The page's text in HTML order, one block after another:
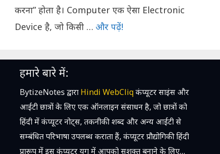
करना” होता है। Computer एक ऐसा Electronic
Device है, जो किसी … और पढ़ें!
हमारे बारे में:
BytizeNotes द्वारा Hindi WebCliqकंप्यूटर साइंस और
आईटी छात्रों के लिए एक ऑनलाइन संसाधन है, जो छात्रों को
हिंदी में कंप्यूटर नोट्स, तकनीकी शब्द और अन्य आईटी से
सम्बंधित परिभाषा उपलब्ध कराता हैं, कंप्यूटर प्रौद्योगिकी हिंदी
प्रारूप में इस कंप्यूटर युग में आपको सशक्त बनाने के लिए…